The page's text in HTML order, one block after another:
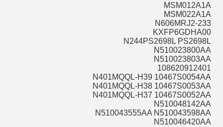
MSM012A1A
MSM022A1A
N606MRJ2-233
KXFP6GDHA00
N244PS2698L PS2698L
N510023800AA
N510023803AA
108620912401
N401MQQL-H39 10467S0054AA
N401MQQL-H38 10467S0053AA
N401MQQL-H37 10467S0052AA
N510048142AA
N510043555AA N510043598AA
N510046420AA